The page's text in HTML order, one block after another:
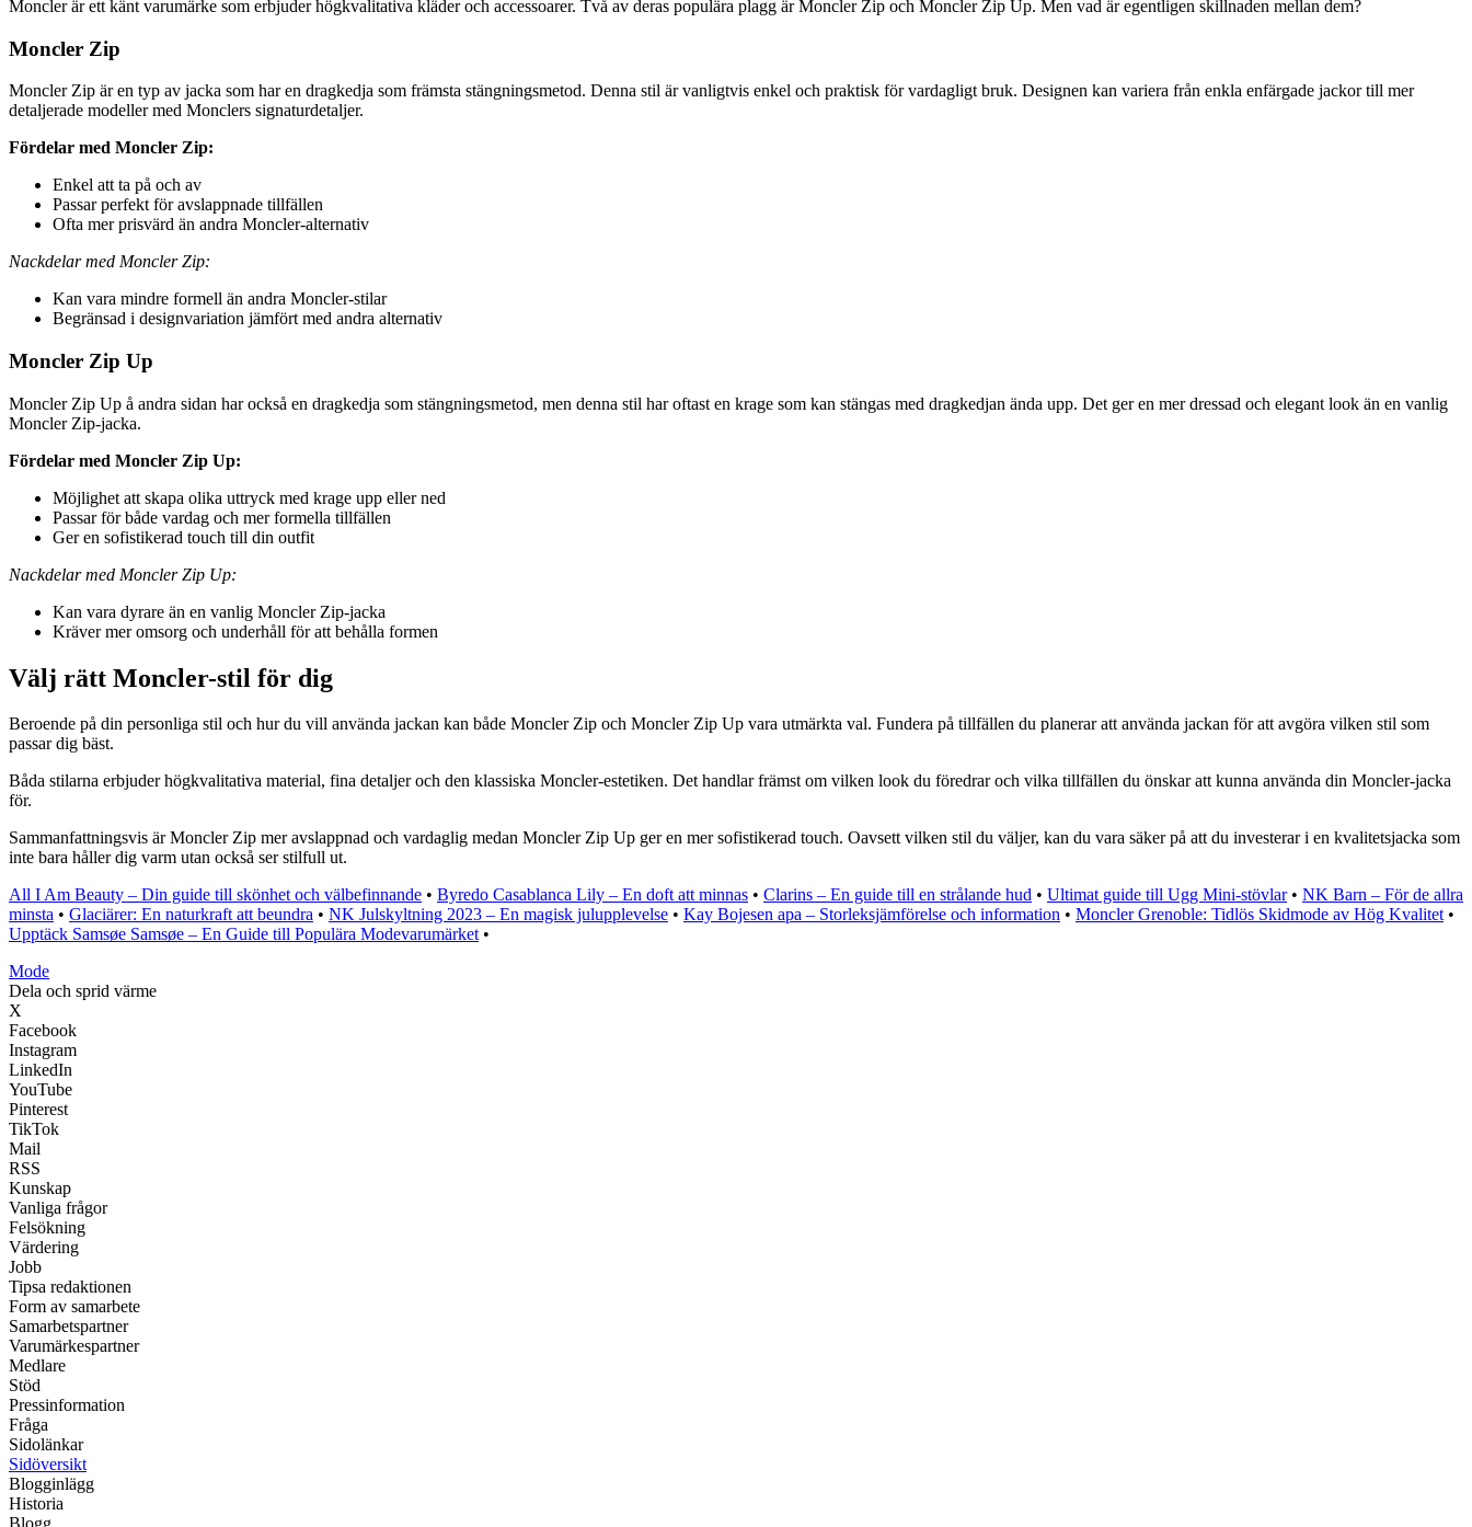
Moncler är ett känt varumärke som erbjuder högkvalitativa kläder och accessoarer. Två av deras populära plagg är Moncler Zip och Moncler Zip Up. Men vad är egentligen skillnaden mellan dem?
Moncler Zip
Moncler Zip är en typ av jacka som har en dragkedja som främsta stängningsmetod. Denna stil är vanligtvis enkel och praktisk för vardagligt bruk. Designen kan variera från enkla enfärgade jackor till mer
detaljerade modeller med Monclers signaturdetaljer.
Fördelar med Moncler Zip:
Enkel att ta på och av
Passar perfekt för avslappnade tillfällen
Ofta mer prisvärd än andra Moncler-alternativ
Nackdelar med Moncler Zip:
Kan vara mindre formell än andra Moncler-stilar
Begränsad i designvariation jämfört med andra alternativ
Moncler Zip Up
Moncler Zip Up å andra sidan har också en dragkedja som stängningsmetod, men denna stil har oftast en krage som kan stängas med dragkedjan ända upp. Det ger en mer dressad och elegant look än en vanlig
Moncler Zip-jacka.
Fördelar med Moncler Zip Up:
Möjlighet att skapa olika uttryck med krage upp eller ned
Passar för både vardag och mer formella tillfällen
Ger en sofistikerad touch till din outfit
Nackdelar med Moncler Zip Up:
Kan vara dyrare än en vanlig Moncler Zip-jacka
Kräver mer omsorg och underhåll för att behålla formen
Välj rätt Moncler-stil för dig
Beroende på din personliga stil och hur du vill använda jackan kan både Moncler Zip och Moncler Zip Up vara utmärkta val. Fundera på tillfällen du planerar att använda jackan för att avgöra vilken stil som
passar dig bäst.
Båda stilarna erbjuder högkvalitativa material, fina detaljer och den klassiska Moncler-estetiken. Det handlar främst om vilken look du föredrar och vilka tillfällen du önskar att kunna använda din Moncler-jacka
för.
Sammanfattningsvis är Moncler Zip mer avslappnad och vardaglig medan Moncler Zip Up ger en mer sofistikerad touch. Oavsett vilken stil du väljer, kan du vara säker på att du investerar i en kvalitetsjacka som
inte bara håller dig varm utan också ser stilfull ut.
All I Am Beauty – Din guide till skönhet och välbefinnande • Byredo Casablanca Lily – En doft att minnas • Clarins – En guide till en strålande hud • Ultimat guide till Ugg Mini-stövlar• NK Barn – För de allra
minsta • Glaciärer: En naturkraft att beundra • NK Julskyltning 2023 – En magisk julupplevelse • Kay Bojesen apa – Storleksjämförelse och information • Moncler Grenoble: Tidlös Skidmode av Hög Kvalitet•
Upptäck Samsøe Samsøe – En Guide till Populära Modevarumärket•
Mode
Dela och sprid värme
X
Facebook
Instagram
LinkedIn
YouTube
Pinterest
TikTok
Mail
RSS
Kunskap
Vanliga frågor
Felsökning
Värdering
Jobb
Tipsa redaktionen
Form av samarbete
Samarbetspartner
Varumärkespartner
Medlare
Stöd
Pressinformation
Fråga
Sidolänkar
Sidöversikt
Blogginlägg
Historia